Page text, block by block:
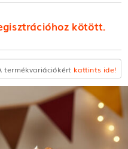
kötött.
termékvariációkért kattints ide!